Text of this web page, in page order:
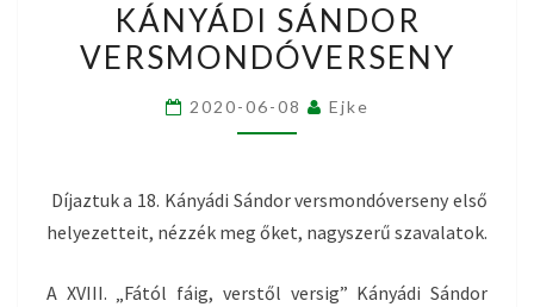
SÁNDOR
VERSMONDÓVERSENY
KÁNYÁDI SÁNDOR
VERSMONDÓVERSENY
2020-06-08 Ejke
Díjaztuk a 18. Kányádi Sándor versmondóverseny első
helyezetteit, nézzék meg őket, nagyszerű szavalatok.
A XVIII. „Fától fáig, verstől versig” Kányádi Sándor